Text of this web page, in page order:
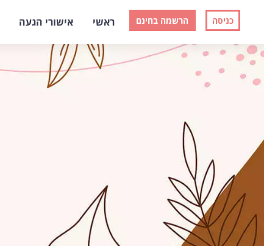
כניסה הרשמה בחינם ראשי אישורי הגעה